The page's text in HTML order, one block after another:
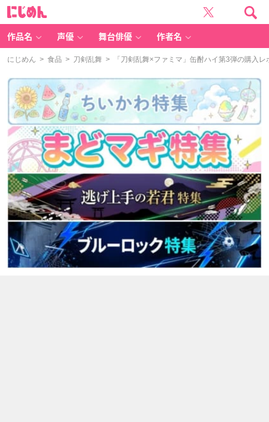
作品名 声優 舞台俳優 作者名
にじめん > 食品 > 刀剣乱舞 > 「刀剣乱舞×ファミマ」缶酎ハイ第3弾の購入